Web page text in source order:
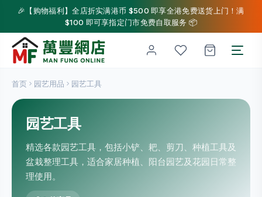
🎉【购物福利】全店折实满港币 $500 即享全港免费送货上门！满
$100 即可享指定门市免费自取服务 📦
首页 园艺用品 园艺工具
园艺工具
精选各款园艺工具，包括小铲、耙、剪刀、种植工具及
盆栽整理工具，适合家居种植、阳台园艺及花园日常整
理使用。